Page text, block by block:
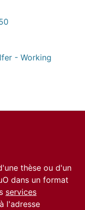
- Working
thèse ou d'un
dans un format
services
à l'adresse